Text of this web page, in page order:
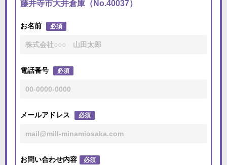
藤井寺市大井倉庫（No.40037）
お名前 必須
電話番号 必須
メールアドレス 必須
お問い合わせ内容 必須